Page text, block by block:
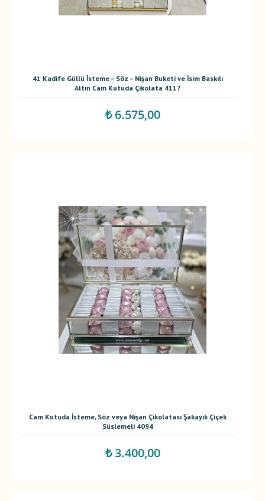
41 Kadife Güllü İsteme – Söz – Nişan Buketi ve İsim Baskılı
Altın Cam Kutuda Çikolata 4117
₺ 6.575,00
Cam Kutuda İsteme, Söz veya Nişan Çikolatası Şakayık Çiçek
Süslemeli 4094
₺ 3.400,00